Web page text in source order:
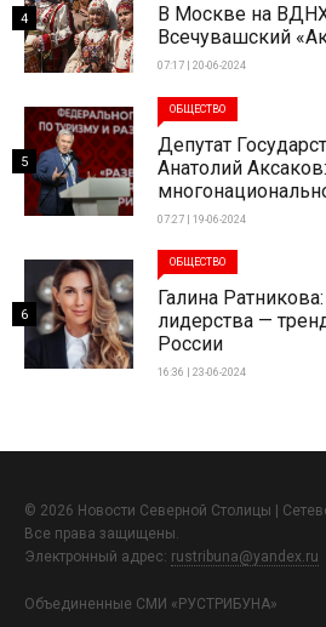
В Москве на
Всечувашский
07:17 | 20-06-2024
4
ОБЩЕСТВО
Депутат
Анатолий
07:27 | 19-06-2024
5
ОБЩЕСТВО
Галина
лидерства —
России
16:36 | 23-06-2024
6
© 2026 Новости Северной Столицы |
Все права защищены.
Электронный адрес: rustribuna@yandex.ru
Объединенные СМИ «РУСТРИБУНА»